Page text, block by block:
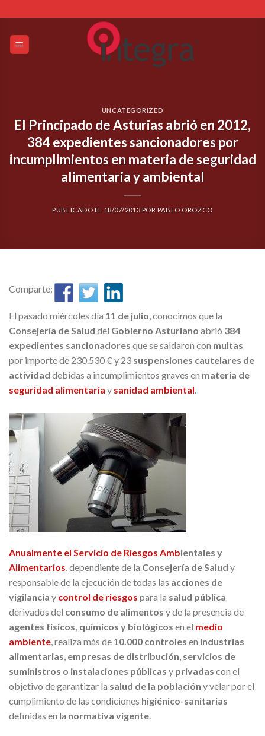
to
content
UNCATEGORIZED
El Principado de Asturias abrió en 2012,
384 expedientes sancionadores por
incumplimientos en materia de seguridad
alimentaria y ambiental
PUBLICADO EL 18/07/2013 POR PABLO OROZCO
Comparte:
El pasado miércoles día 11 de julio, conocimos que la
Consejería de Salud del Gobierno Asturiano abrió 384
expedientes sancionadores que se saldaron con multas
por importe de 230.530 € y 23 suspensiones cautelares de
actividad debidas a incumplimientos graves en materia de
seguridad alimentaria y sanidad ambiental.
Anualmente el Servicio de Riesgos Ambientales y
Alimentarios, dependiente de la Consejería de Salud y
responsable de la ejecución de todas las acciones de
vigilancia y control de riesgos para la salud pública
derivados del consumo de alimentos y de la presencia de
agentes físicos, químicos y biológicos en el medio
ambiente, realiza más de 10.000 controles en industrias
alimentarias, empresas de distribución, servicios de
suministros o instalaciones públicas y privadas con el
objetivo de garantizar la salud de la población y velar por el
cumplimiento de las condiciones higiénico-sanitarias
definidas en la normativa vigente.